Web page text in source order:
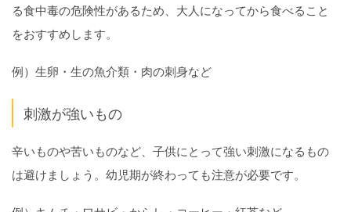
る食中毒の危険性があるため、大人になってから食べること
をおすすめします。
例）生卵・生の魚介類・肉の刺身など
刺激が強いもの
辛いものや苦いものなど、子供にとって強い刺激になるもの
は避けましょう。幼児期が終わっても注意が必要です。